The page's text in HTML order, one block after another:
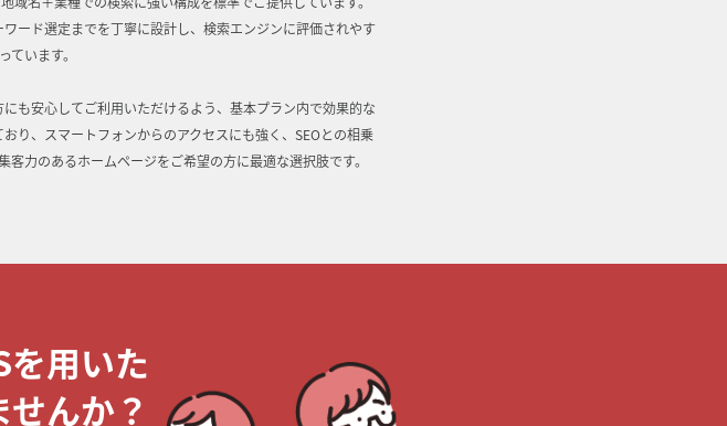
ード選定までを丁寧に設計し、検索エンジンに評価されやす
ています。
も安心してご利用いただけるよう、基本プラン内で効果的な
り、スマートフォンからのアクセスにも強く、SEOとの相乗
力のあるホームページをご希望の方に最適な選択肢です。
用いた
んか？